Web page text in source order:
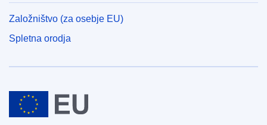
Založništvo (za osebje EU)
Spletna orodja
Evropska unija